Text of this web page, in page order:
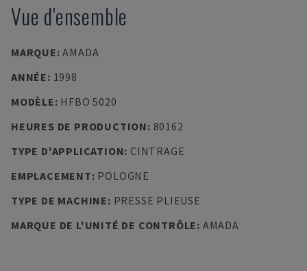
Vue d'ensemble
MARQUE:AMADA
ANNÉE: 1998
MODÈLE: HFBO 5020
HEURES DE PRODUCTION: 80162
TYPE D'APPLICATION: CINTRAGE
EMPLACEMENT: POLOGNE
TYPE DE MACHINE: PRESSE PLIEUSE
MARQUE DE L'UNITÉ DE CONTRÔLE: AMADA